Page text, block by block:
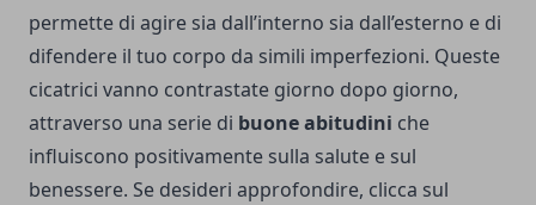
permette di agire sia dall’interno sia dall’esterno e di
difendere il tuo corpo da simili imperfezioni. Queste
cicatrici vanno contrastate giorno dopo giorno,
attraverso una serie di buone abitudini che
influiscono positivamente sulla salute e sul
benessere. Se desideri approfondire, clicca sul